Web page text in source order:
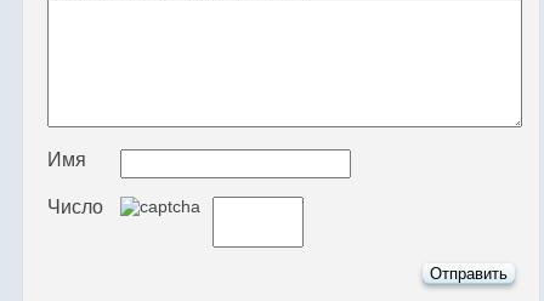
Имя
Число